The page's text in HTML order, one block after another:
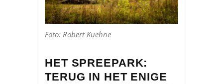
Foto: Robert Kuehne
HET SPREEPARK:
TERUG IN HET ENIGE